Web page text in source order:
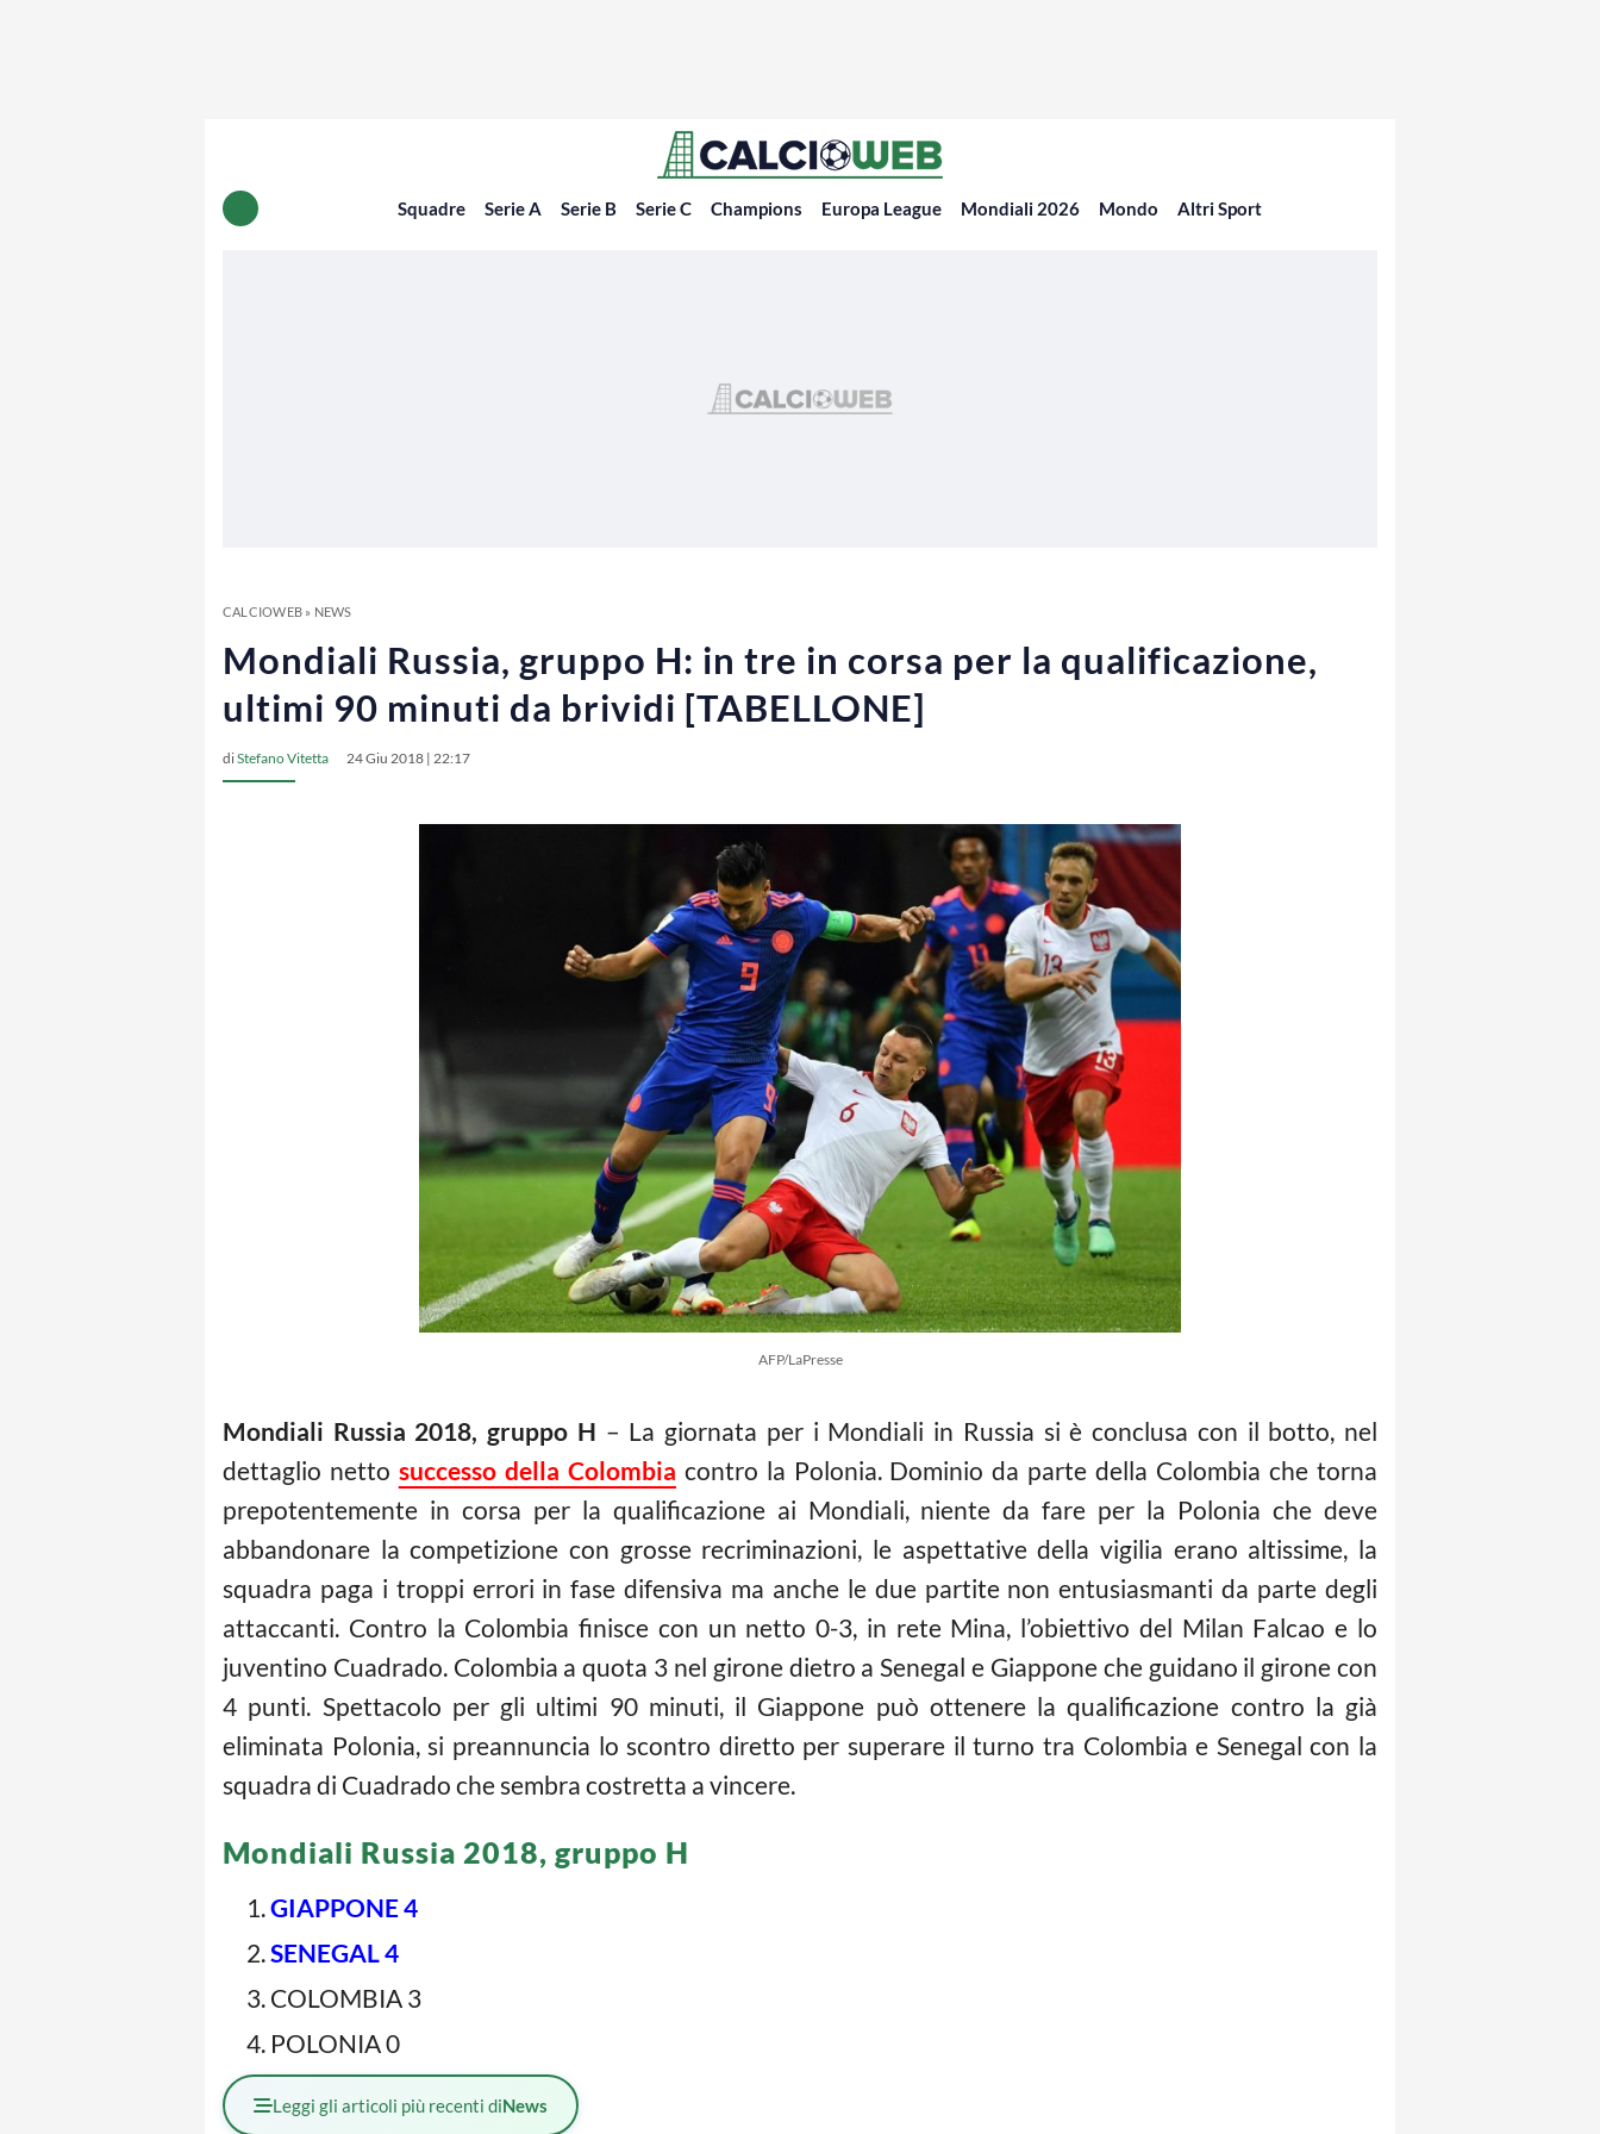
Squadre Serie A Serie B Serie C Champions Europa League Mondiali 2026 Mondo Altri Sport
CALCIOWEB» NEWS
Mondiali Russia, gruppo H: in tre in corsa per la qualificazione,
ultimi 90 minuti da brividi [TABELLONE]
diStefano Vitetta 24 Giu 2018 | 22:17
AFP/LaPresse
Mondiali Russia 2018, gruppo H – La giornata per i Mondiali in Russia si è conclusa con il botto, nel
dettaglio netto successo della Colombia contro la Polonia. Dominio da parte della Colombia che torna
prepotentemente in corsa per la qualificazione ai Mondiali, niente da fare per la Polonia che deve
abbandonare la competizione con grosse recriminazioni, le aspettative della vigilia erano altissime, la
squadra paga i troppi errori in fase difensiva ma anche le due partite non entusiasmanti da parte degli
attaccanti. Contro la Colombia finisce con un netto 0-3, in rete Mina, l’obiettivo del Milan Falcao e lo
juventino Cuadrado. Colombia a quota 3 nel girone dietro a Senegal e Giappone che guidano il girone con
4 punti. Spettacolo per gli ultimi 90 minuti, il Giappone può ottenere la qualificazione contro la già
eliminata Polonia, si preannuncia lo scontro diretto per superare il turno tra Colombia e Senegal con la
squadra di Cuadrado che sembra costretta a vincere.
Mondiali Russia 2018, gruppo H
GIAPPONE 4
SENEGAL 4
COLOMBIA 3
POLONIA 0
Leggi gli articoli più recenti diNews